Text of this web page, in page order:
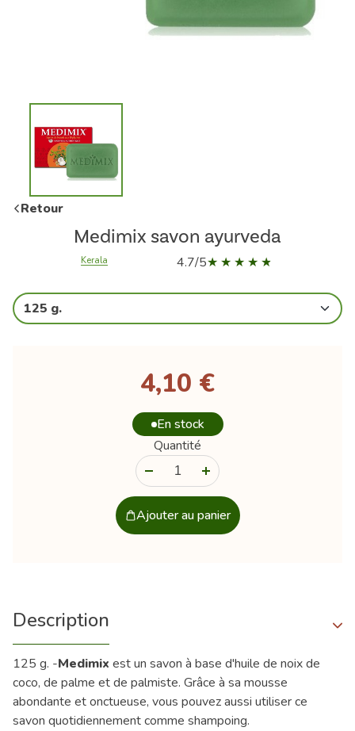
Retour
Medimix savon ayurveda
Kerala 4.7/5
125 g.
4,10 €
En stock
Quantité
Ajouter au panier
Description
125 g. -Medimix est un savon à base d'huile de noix de
coco, de palme et de palmiste. Grâce à sa mousse
abondante et onctueuse, vous pouvez aussi utiliser ce
savon quotidiennement comme shampoing.